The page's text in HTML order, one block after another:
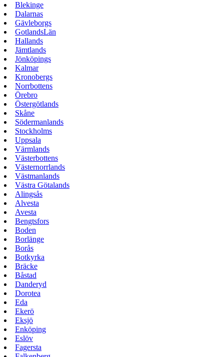
Blekinge
Dalarnas
Gävleborgs
GotlandsLän
Hallands
Jämtlands
Jönköpings
Kalmar
Kronobergs
Norrbottens
Örebro
Östergötlands
Skåne
Södermanlands
Stockholms
Uppsala
Värmlands
Västerbottens
Västernorrlands
Västmanlands
Västra Götalands
Alingsås
Alvesta
Avesta
Bengtsfors
Boden
Borlänge
Borås
Botkyrka
Bräcke
Båstad
Danderyd
Dorotea
Eda
Ekerö
Eksjö
Enköping
Eslöv
Fagersta